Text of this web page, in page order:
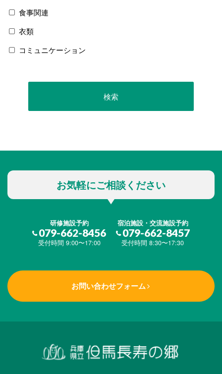
食事関連
衣類
コミュニケーション
お気軽にご相談ください
研修施設予約
079-662-8456
受付時間 9:00〜17:00
宿泊施設・交流施設予約
079-662-8457
受付時間 8:30〜17:30
お問い合わせフォーム